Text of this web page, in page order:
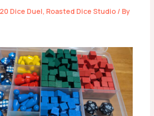
20 Dice Duel, Roasted Dice Studio/ By